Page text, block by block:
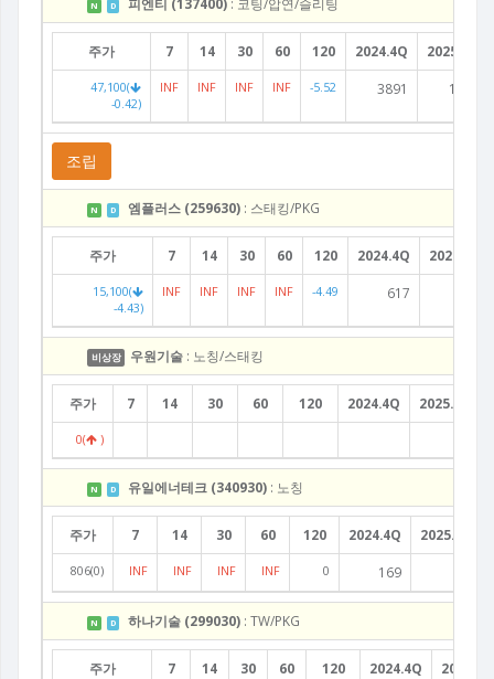
N D 피엔티 (137400) : 코팅/압연/슬리팅
주가 7 14 30 60 120 2024.4Q 2025.1Q
47,100(
-0.42)
INF INF INF INF -5.52 3891 1518
조립
N D 엠플러스 (259630) : 스태킹/PKG
주가 7 14 30 60 120 2024.4Q 2025.1Q
15,100(
-4.43)
INF INF INF INF -4.49 617
비상장 우원기술 : 노칭/스태킹
주가 7 14 30 60 120 2024.4Q 2025.1Q
0( )
N D 유일에너테크 (340930) : 노칭
주가 7 14 30 60 120 2024.4Q 2025.1Q
806(0) INF INF INF INF 0 169
N D 하나기술 (299030) : TW/PKG
주가 7 14 30 60 120 2024.4Q 2025.1Q